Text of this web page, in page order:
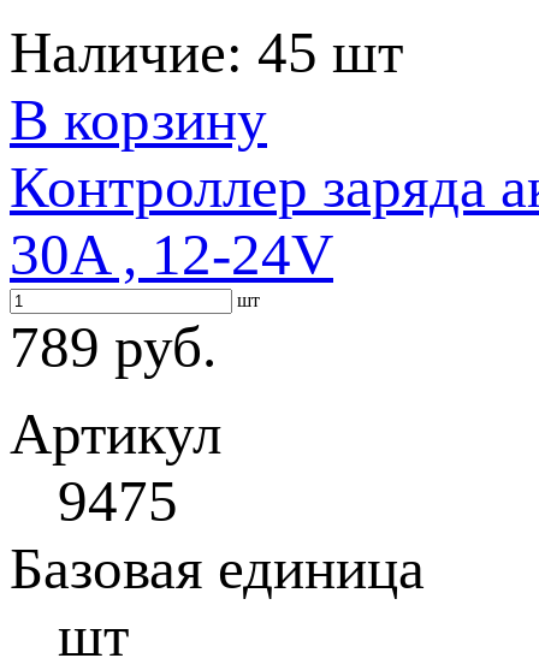
Наличие: 45 шт
В корзину
Контроллер заряда
30A , 12-24V
шт
789 руб.
Артикул
9475
Базовая единица
шт